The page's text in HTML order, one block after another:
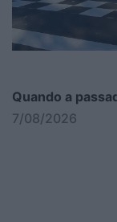
Quando a
7/08/2026